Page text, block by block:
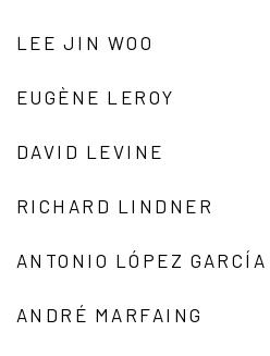
LEE JIN WOO
EUGÈNE LEROY
DAVID LEVINE
RICHARD LINDNER
ANTONIO LÓPEZ GARCÍA
ANDRÉ MARFAING